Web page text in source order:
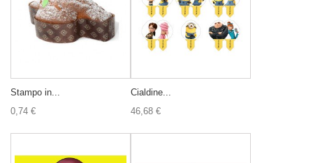
Stampo in...
0,74 €
Cialdine...
46,68 €